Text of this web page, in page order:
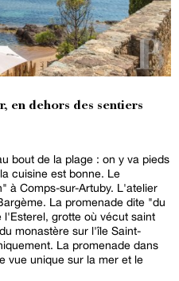
en dehors des sentiers
bout de la plage : on y va pieds
cuisine est bonne. Le
sur-Artuby. L'atelier
La promenade dite "du
grotte où vécut saint
monastère sur l'île Saint-
La promenade dans
vue unique sur la mer et le